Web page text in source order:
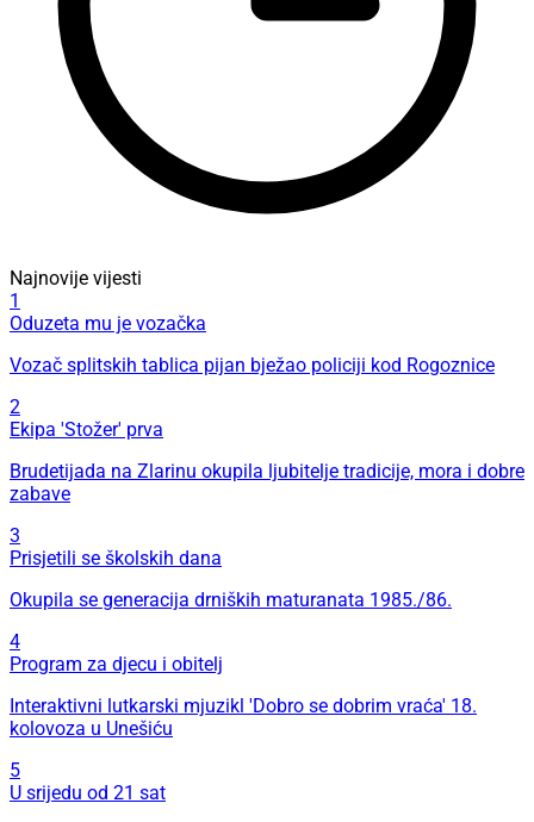
Najnovije vijesti
1
Oduzeta mu je vozačka
Vozač splitskih tablica pijan bježao policiji kod Rogoznice
2
Ekipa 'Stožer' prva
Brudetijada na Zlarinu okupila ljubitelje tradicije, mora i dobre
zabave
3
Prisjetili se školskih dana
Okupila se generacija drniških maturanata 1985./86.
4
Program za djecu i obitelj
Interaktivni lutkarski mjuzikl 'Dobro se dobrim vraća' 18.
kolovoza u Unešiću
5
U srijedu od 21 sat